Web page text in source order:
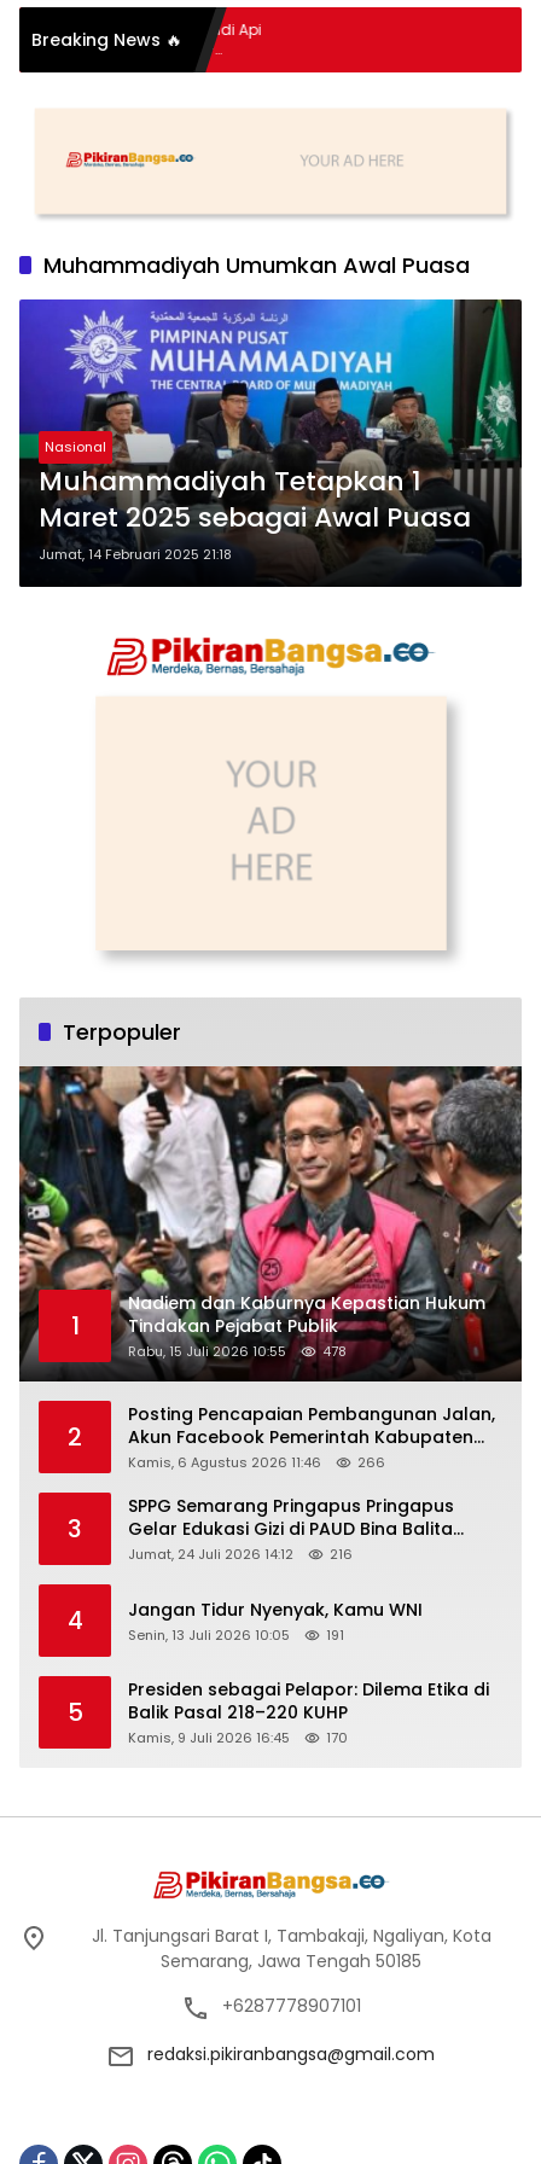
Breaking News 🔥
Hidup Meledak Jadi Api
Tragedi Menteng-
Hingga Maling Ayam di Bali
Muhammadiyah Umumkan Awal Puasa
Nasional
Muhammadiyah Tetapkan 1
Maret 2025 sebagai Awal Puasa
Jumat, 14 Februari 2025 21:18
Terpopuler
1
Nadiem dan Kaburnya Kepastian Hukum
Tindakan Pejabat Publik
Rabu, 15 Juli 2026 10:55 478
2
Posting Pencapaian Pembangunan Jalan,
Akun Facebook Pemerintah Kabupaten
Rembang “Dirujak” Warganet
Kamis, 6 Agustus 2026 11:46 266
3
SPPG Semarang Pringapus Pringapus
Gelar Edukasi Gizi di PAUD Bina Balita
Peringati Hari Anak Nasional 2026
Jumat, 24 Juli 2026 14:12 216
4 Jangan Tidur Nyenyak, Kamu WNI
Senin, 13 Juli 2026 10:05 191
5
Presiden sebagai Pelapor: Dilema Etika di
Balik Pasal 218–220 KUHP
Kamis, 9 Juli 2026 16:45 170
Jl. Tanjungsari Barat I, Tambakaji, Ngaliyan, Kota
Semarang, Jawa Tengah 50185
+6287778907101
redaksi.pikiranbangsa@gmail.com